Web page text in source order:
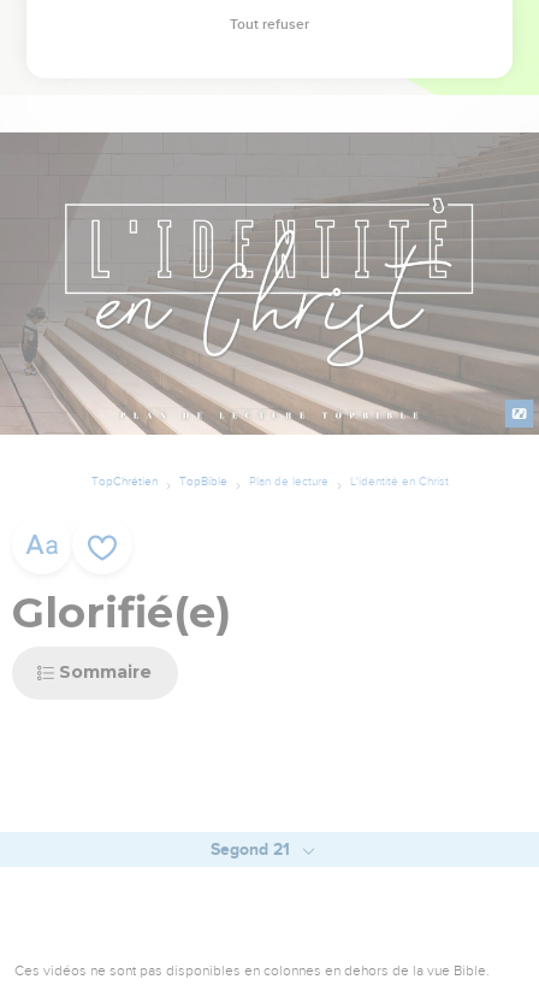
TopChrétien TopBible Plan de lecture L'identité en Christ
Glorifié(e)
Sommaire
Segond 21
Ces vidéos ne sont pas disponibles en colonnes en dehors de la vue Bible.
Tout refuser